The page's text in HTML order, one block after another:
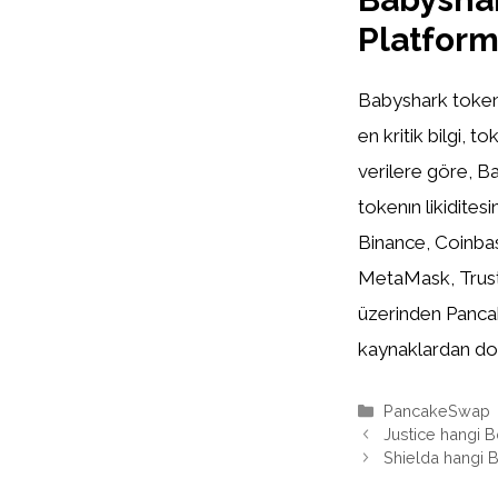
Platform
Babyshark
en kritik bilgi,
verilere göre,
tokenın
Binance,
MetaMask,
üzerinden
kaynaklardan
Kategoriler
PancakeSwap
Justice hangi
Shielda hangi